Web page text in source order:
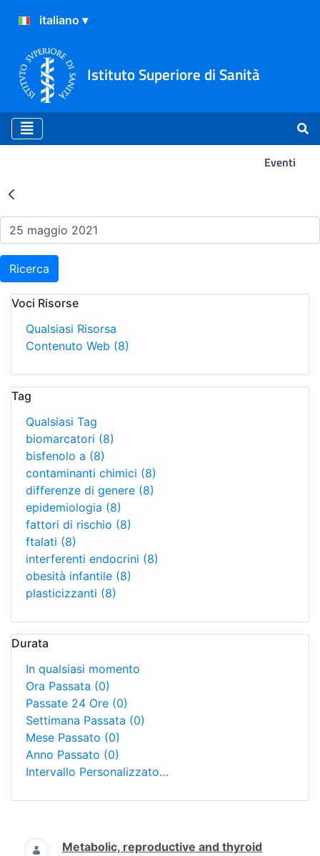
Istituto Superiore di Sanità
Eventi
Risultati della Ricerca -
Ricerca
Voci Risorse
Qualsiasi Risorsa
Contenuto Web (8)
Tag
Qualsiasi Tag
biomarcatori (8)
bisfenolo a (8)
contaminanti chimici (8)
differenze di genere (8)
epidemiologia (8)
fattori di rischio (8)
ftalati (8)
interferenti endocrini (8)
obesità infantile (8)
plasticizzanti (8)
Durata
In qualsiasi momento
Ora Passata (0)
Passate 24 Ore (0)
Settimana Passata (0)
Mese Passato (0)
Anno Passato (0)
Intervallo Personalizzato…
Ricerca
Metabolic, reproductive and thyroid